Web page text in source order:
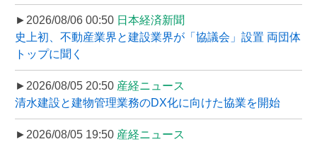
►2026/08/06 00:50 日本経済新聞
史上初、不動産業界と建設業界が「協議会」設置 両団体
トップに聞く
►2026/08/05 20:50 産経ニュース
清水建設と建物管理業務のDX化に向けた協業を開始
►2026/08/05 19:50 産経ニュース